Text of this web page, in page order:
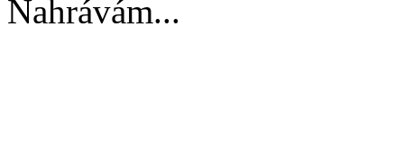
Nahrávám...